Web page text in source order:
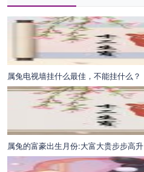
属兔电视墙挂什么最佳，不能挂什么？
属兔的富豪出生月份:大富大贵步步高升